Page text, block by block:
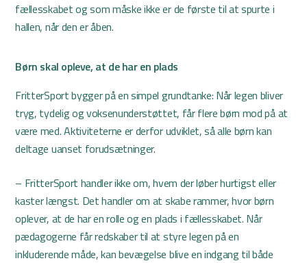
fællesskabet og som måske ikke er de første til at spurte i
hallen, når den er åben.
Børn skal opleve, at de har en plads
FritterSport bygger på en simpel grundtanke: Når legen bliver
tryg, tydelig og voksenunderstøttet, får flere børn mod på at
være med. Aktiviteterne er derfor udviklet, så alle børn kan
deltage uanset forudsætninger.
– FritterSport handler ikke om, hvem der løber hurtigst eller
kaster længst. Det handler om at skabe rammer, hvor børn
oplever, at de har en rolle og en plads i fællesskabet. Når
pædagogerne får redskaber til at styre legen på en
inkluderende måde, kan bevægelse blive en indgang til både